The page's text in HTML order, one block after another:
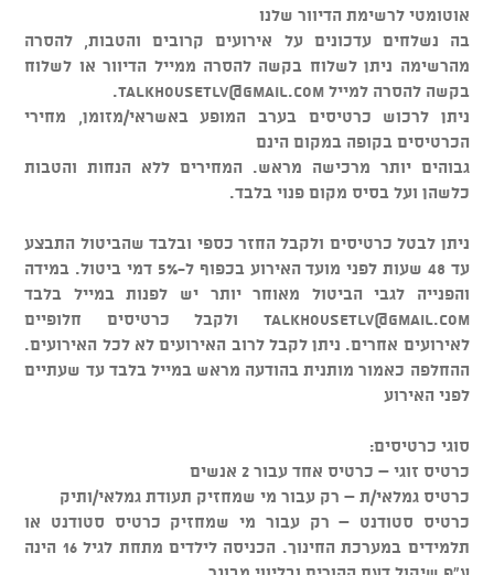
אוטומטי לרשימת הדיוור שלנו
בה נשלחים עדכונים על אירועים קרובים והטבות, להסרה
מהרשימה ניתן לשלוח בקשה להסרה ממייל הדיוור או לשלוח
בקשה להסרה למיילtalkhousetlv@gmail.com
.
ניתן לרכוש כרטיסים בערב המופע באשראי/מזומן, מחירי
הכרטיסים בקופה במקום הינם
גבוהים יותר מרכישה מראש. המחירים ללא הנחות והטבות
כלשהן ועל בסיס מקום פנוי בלבד.
ניתן לבטל כרטיסים ולקבל החזר כספי ובלבד שהביטול התבצע
עד 48 שעות לפני מועד האירוע בכפוף ל-5% דמי ביטול. במידה
והפנייה לגבי הביטול מאוחר יותר יש לפנות במייל בלבד
talkhousetlv@gmail.com ולקבל כרטיסים חלופיים
לאירועים אחרים. ניתן לקבל לרוב האירועים לא לכל האירועים.
ההחלפה כאמור מותנית בהודעה מראש במייל בלבד עד שעתיים
לפני האירוע
סוגי כרטיסים:
כרטיס זוגי – כרטיס אחד עבור 2 אנשים
כרטיס גמלאי/ת – רק עבור מי שמחזיק תעודת גמלאי/ותיק
כרטיס סטודנט – רק עבור מי שמחזיק כרטיס סטודנט או
תלמידים במערכת החינוך. הכניסה לילדים מתחת לגיל 16 הינה